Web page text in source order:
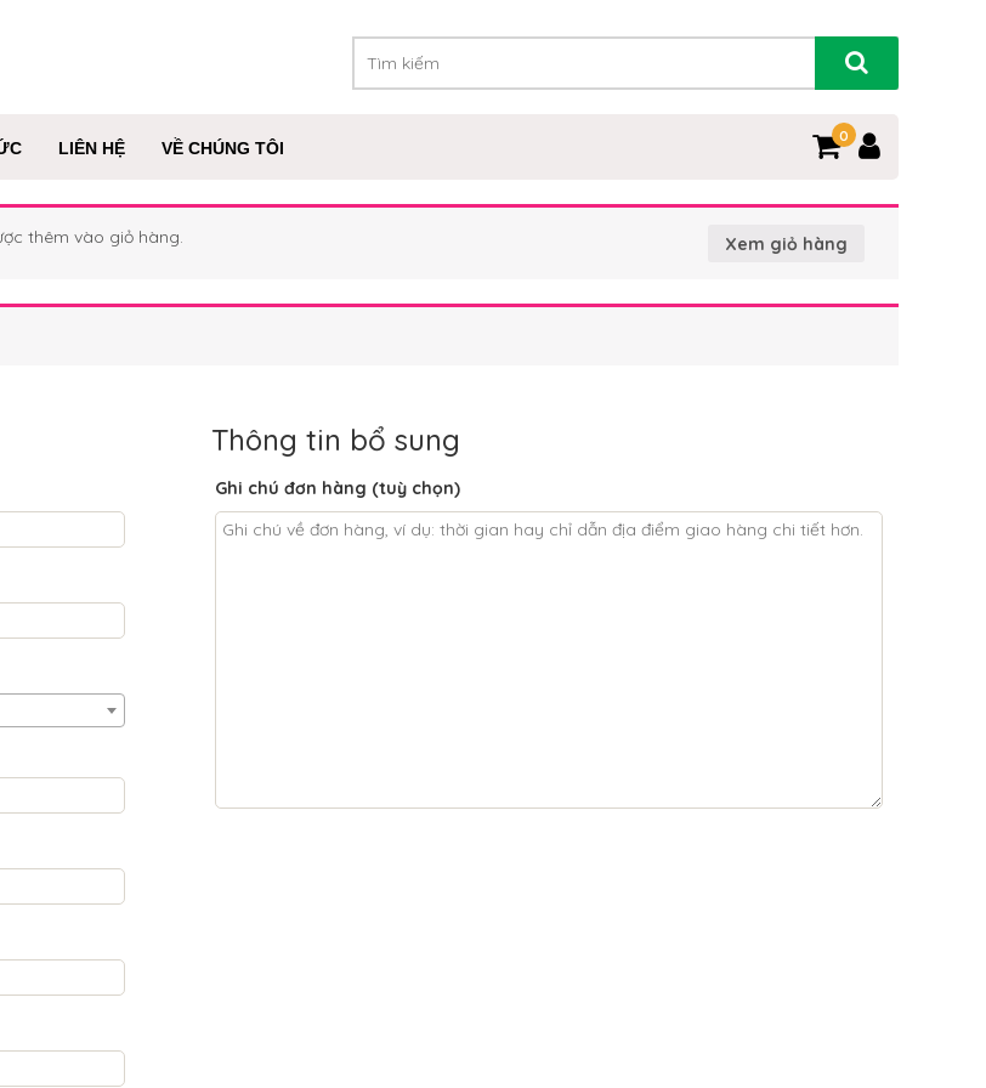
LIÊN HỆ VỀ CHÚNG TÔI
0
Xem giỏ hàng
thêm vào giỏ hàng.
Thông tin bổ sung
Ghi chú đơn hàng (tuỳ chọn)